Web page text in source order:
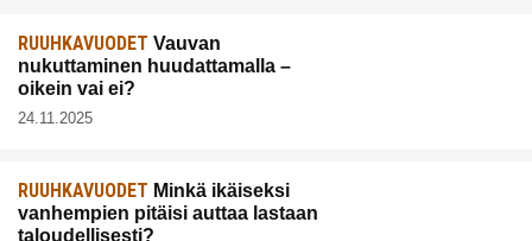
RUUHKAVUODET Vauvan
nukuttaminen huudattamalla –
oikein vai ei?
24.11.2025
RUUHKAVUODET Minkä ikäiseksi
vanhempien pitäisi auttaa lastaan
taloudellisesti?